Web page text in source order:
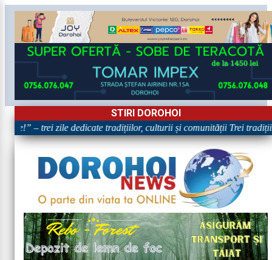
STIRI DOROHOI
– trei zile dedicate tradițiilor, culturii și comunității Trei tradiții.